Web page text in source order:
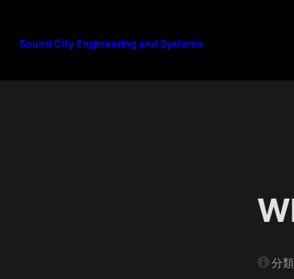
Sound City Engineering and Systems
分類